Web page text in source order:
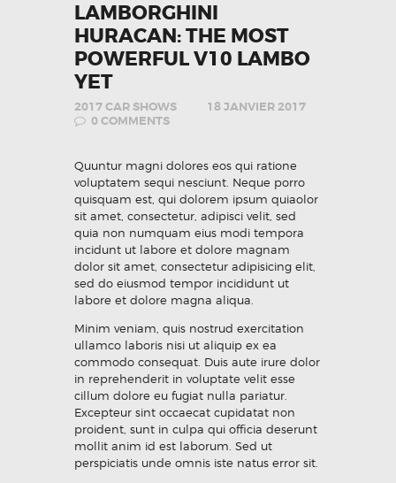
LAMBORGHINI
HURACAN: THE MOST
POWERFUL V10 LAMBO
YET
2017 CAR SHOWS
18 JANVIER 2017
0COMMENTS
Quuntur magni dolores eos qui ratione
voluptatem sequi nesciunt. Neque porro
quisquam est, qui dolorem ipsum quiaolor
sit amet, consectetur, adipisci velit, sed
quia non numquam eius modi tempora
incidunt ut labore et dolore magnam
dolor sit amet, consectetur adipisicing elit,
sed do eiusmod tempor incididunt ut
labore et dolore magna aliqua.
Minim veniam, quis nostrud exercitation
ullamco laboris nisi ut aliquip ex ea
commodo consequat. Duis aute irure dolor
in reprehenderit in voluptate velit esse
cillum dolore eu fugiat nulla pariatur.
Excepteur sint occaecat cupidatat non
proident, sunt in culpa qui officia deserunt
mollit anim id est laborum. Sed ut
perspiciatis unde omnis iste natus error sit.